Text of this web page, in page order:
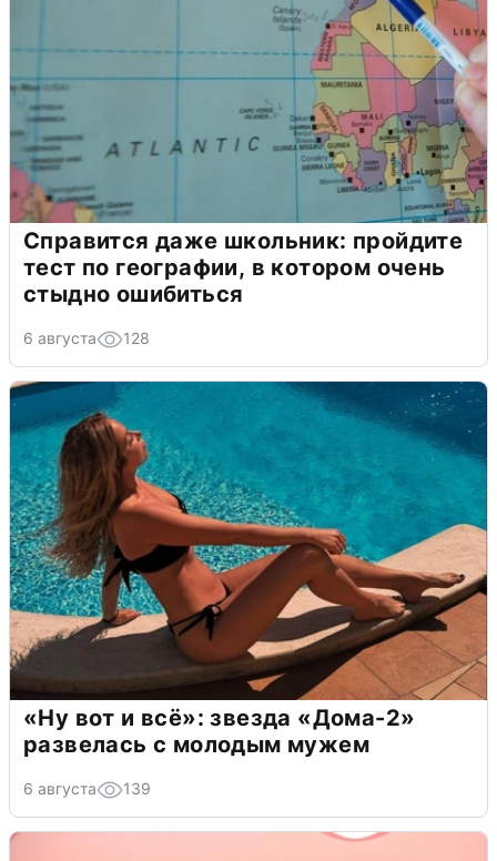
Справится даже школьник: пройдите
тест по географии, в котором очень
стыдно ошибиться
6 августа 128
«Ну вот и всё»: звезда «Дома-2»
развелась с молодым мужем
6 августа 139